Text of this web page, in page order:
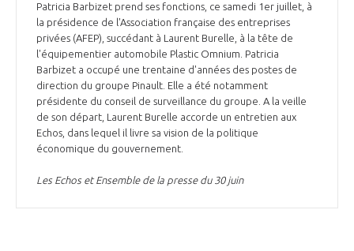
Patricia Barbizet prend ses fonctions, ce samedi 1er juillet, à
la présidence de l'Association française des entreprises
privées (AFEP), succédant à Laurent Burelle, à la tête de
l'équipementier automobile Plastic Omnium. Patricia
Barbizet a occupé une trentaine d'années des postes de
direction du groupe Pinault. Elle a été notamment
présidente du conseil de surveillance du groupe. A la veille
de son départ, Laurent Burelle accorde un entretien aux
Echos, dans lequel il livre sa vision de la politique
économique du gouvernement.
Les Echos et Ensemble de la presse du 30 juin